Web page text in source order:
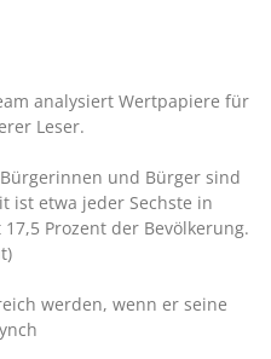
analysiert Wertpapiere für
Leser.
und Bürger sind
ist etwa jeder Sechste in
Prozent der Bevölkerung.
werden, wenn er seine